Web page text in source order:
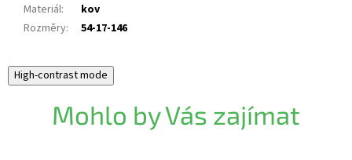
Materiál:
kov
Rozměry: 54-17-146
High-contrast mode
Mohlo by Vás zajímat